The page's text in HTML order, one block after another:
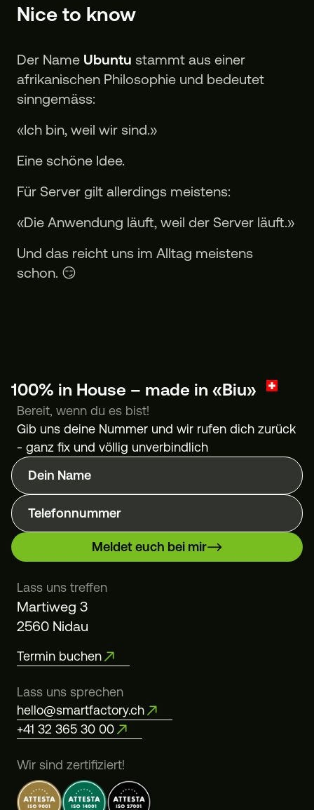
Nice to know
Der Name Ubuntu stammt aus einer
afrikanischen Philosophie und bedeutet
sinngemäss:
«Ich bin, weil wir sind.»
Eine schöne Idee.
Für Server gilt allerdings meistens:
«Die Anwendung läuft, weil der Server läuft.»
Und das reicht uns im Alltag meistens
schon. 😏
100% in House – made in «Biu»
Lass uns treffen
Martiweg 3
2560 Nidau
Termin buchen
Lass uns sprechen
hello@smartfactory.ch
+41 32 365 30 00
Wir sind zertifiziert!
Bereit, wenn du es bist!
Gib uns deine Nummer und wir rufen dich zurück
- ganz fix und völlig unverbindlich
Dein Name
Telefonnummer
Meldet euch bei mir